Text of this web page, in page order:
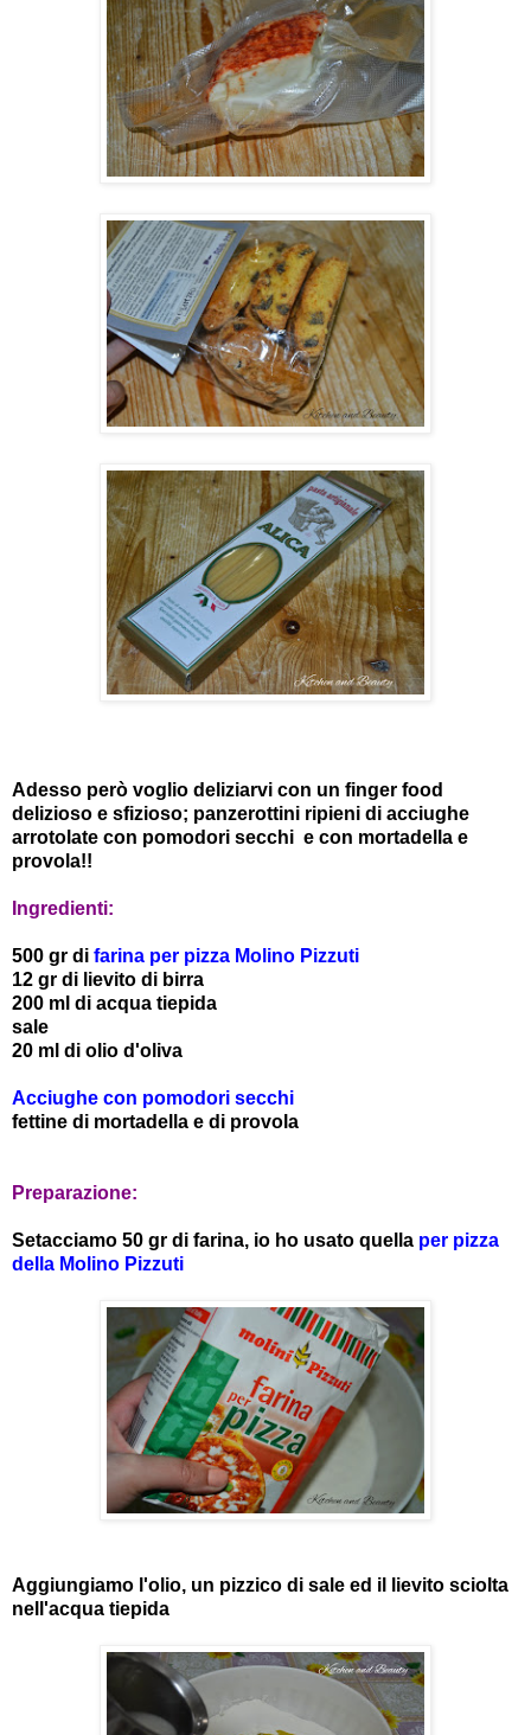
Adesso però voglio deliziarvi con un finger food
delizioso e sfizioso; panzerottini ripieni di acciughe
arrotolate con pomodori secchi e con mortadella e
provola!!
Ingredienti:
500 gr di farina per pizza Molino Pizzuti
12 gr di lievito di birra
200 ml di acqua tiepida
sale
20 ml di olio d'oliva
Acciughe con pomodori secchi
fettine di mortadella e di provola
Preparazione:
Setacciamo 50 gr di farina, io ho usato quella per pizza
della Molino Pizzuti
Aggiungiamo l'olio, un pizzico di sale ed il lievito sciolta
nell'acqua tiepida